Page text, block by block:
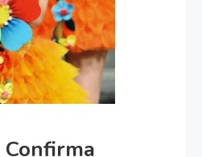
Confirma